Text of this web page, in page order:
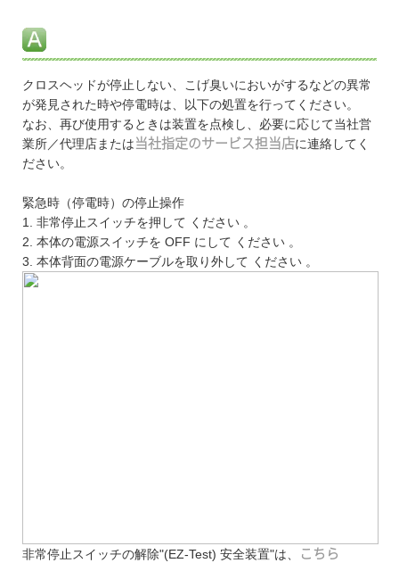
クロスヘッドが停止しない、こげ臭いにおいがするなどの異常
が発見された時や停電時は、以下の処置を行ってください。
なお、再び使用するときは装置を点検し、必要に応じて当社営
業所／代理店または 当社指定のサービス担当店に連絡してく
ださい。
緊急時（停電時）の停止操作
1. 非常停止スイッチを押して ください 。
2. 本体の電源スイッチを OFF にして ください 。
3. 本体背面の電源ケーブルを取り外して ください 。
非常停止スイッチの解除"(EZ-Test) 安全装置"は、 こちら